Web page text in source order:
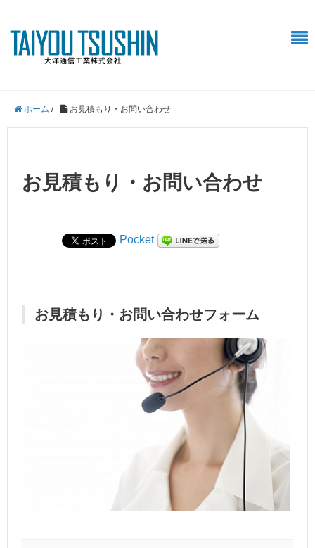
ホーム / お見積もり・お問い合わせ
お見積もり・お問い合わせ
Pocket
お見積もり・お問い合わせフォーム